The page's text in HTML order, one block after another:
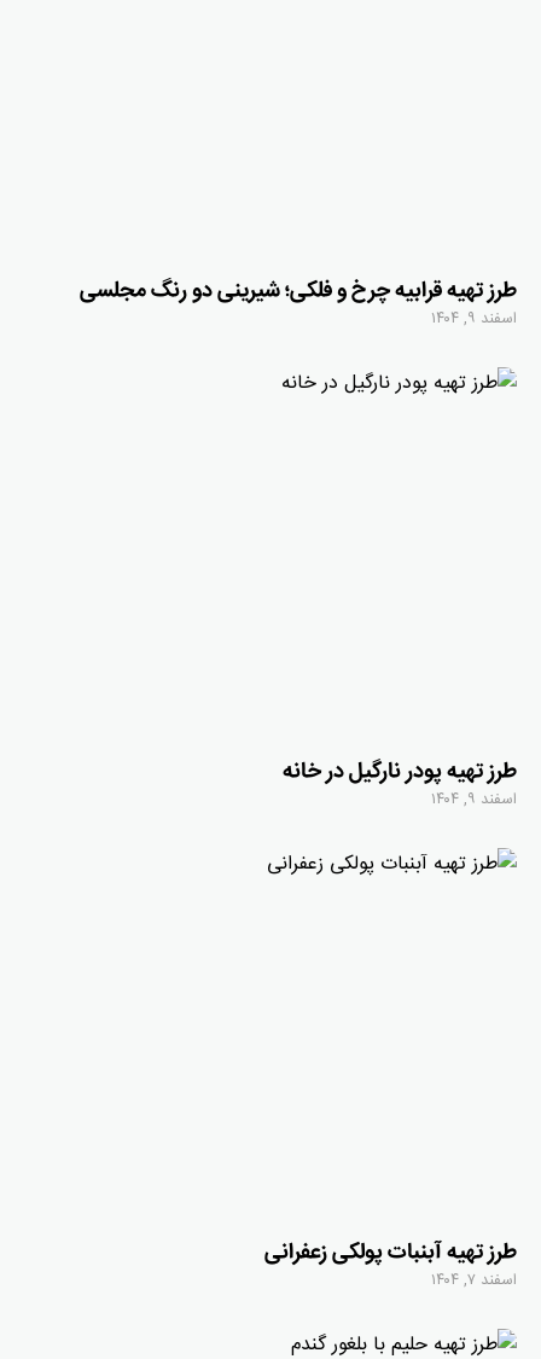
طرز تهیه قرابیه چرخ و فلکی؛ شیرینی دو رنگ مجلسی
اسفند ۹, ۱۴۰۴
طرز تهیه پودر نارگیل در خانه
اسفند ۹, ۱۴۰۴
طرز تهیه آبنبات پولکی زعفرانی
اسفند ۷, ۱۴۰۴